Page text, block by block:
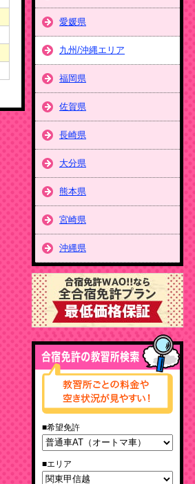
愛媛県
九州/沖縄エリア
福岡県
佐賀県
長崎県
大分県
熊本県
宮崎県
沖縄県
■希望免許
■エリア